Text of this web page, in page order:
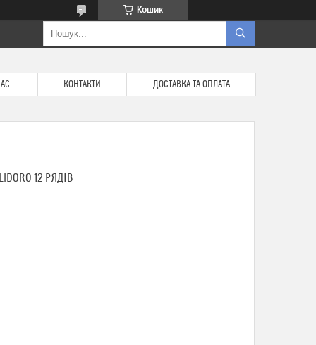
Кошик
КОНТАКТИ ДОСТАВКА ТА ОПЛАТА
12 РЯДІВ